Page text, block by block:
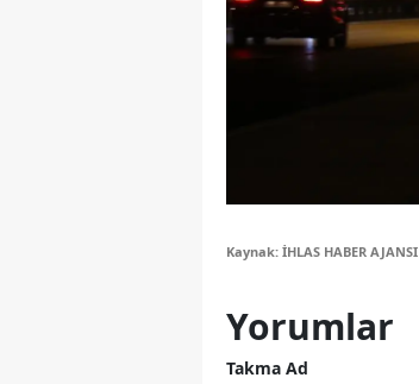
Kaynak: İHLAS HABER AJANSI
Yorumlar
Takma Ad